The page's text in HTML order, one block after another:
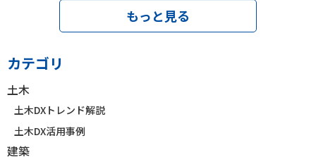
もっと見る
カテゴリ
土木
土木DXトレンド解説
土木DX活用事例
建築